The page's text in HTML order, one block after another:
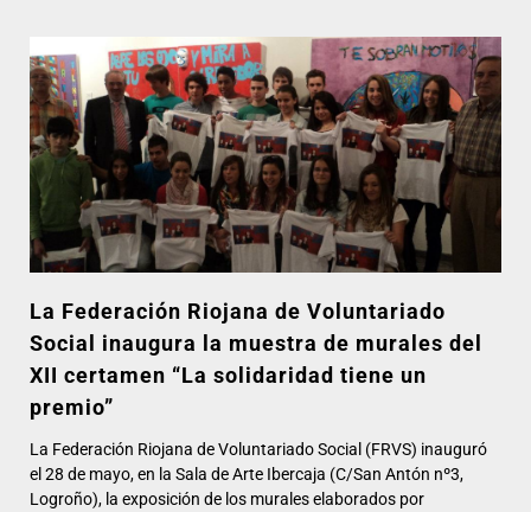
La Federación Riojana de Voluntariado
Social inaugura la muestra de murales del
XII certamen “La solidaridad tiene un
premio”
La Federación Riojana de Voluntariado Social (FRVS) inauguró
el 28 de mayo, en la Sala de Arte Ibercaja (C/San Antón nº3,
Logroño), la exposición de los murales elaborados por